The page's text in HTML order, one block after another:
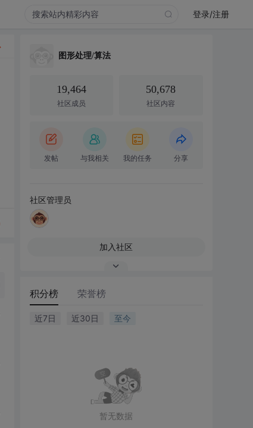
登录/注册
图形处理/算法
19,464
社区成员
50,678
社区内容
发帖 与我相关 我的任务 分享
社区管理员
加入社区
积分榜 荣誉榜
近7日 近30日 至今
暂无数据